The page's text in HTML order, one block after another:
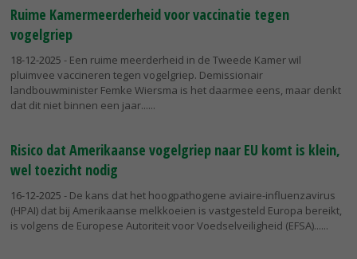
Ruime Kamermeerderheid voor vaccinatie tegen
vogelgriep
18-12-2025 - Een ruime meerderheid in de Tweede Kamer wil
pluimvee vaccineren tegen vogelgriep. Demissionair
landbouwminister Femke Wiersma is het daarmee eens, maar denkt
dat dit niet binnen een jaar...
Risico dat Amerikaanse vogelgriep naar EU komt is klein,
wel toezicht nodig
16-12-2025 - De kans dat het hoogpathogene aviaire-influenzavirus
(HPAI) dat bij Amerikaanse melkkoeien is vastgesteld Europa bereikt,
is volgens de Europese Autoriteit voor Voedselveiligheid (EFSA)...